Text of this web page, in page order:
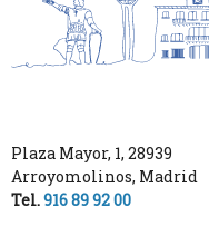
Plaza Mayor, 1, 28939
Arroyomolinos, Madrid
Tel.916 89 92 00